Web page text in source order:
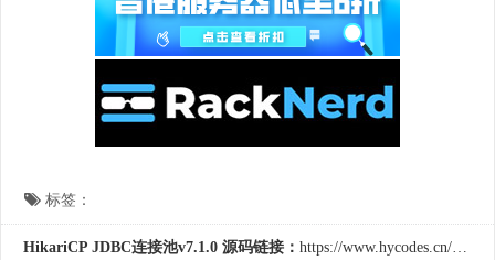
标签：
HikariCP JDBC连接池v7.1.0 源码链接： https://www.hycodes.cn/sjgl/1133.html